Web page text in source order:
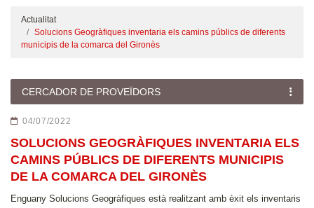
Actualitat
Solucions Geogràfiques inventaria els camins públics de diferents
municipis de la comarca del Gironès
CERCADOR DE PROVEÏDORS
04/07/2022
SOLUCIONS GEOGRÀFIQUES INVENTARIA ELS
CAMINS PÚBLICS DE DIFERENTS MUNICIPIS
DE LA COMARCA DEL GIRONÈS
Enguany Solucions Geogràfiques està realitzant amb èxit els inventaris